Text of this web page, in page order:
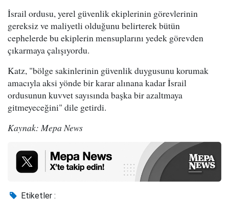
İsrail ordusu, yerel güvenlik ekiplerinin görevlerinin
gereksiz ve maliyetli olduğunu belirterek bütün
cephelerde bu ekiplerin mensuplarını yedek görevden
çıkarmaya çalışıyordu.
Katz, "bölge sakinlerinin güvenlik duygusunu korumak
amacıyla aksi yönde bir karar alınana kadar İsrail
ordusunun kuvvet sayısında başka bir azaltmaya
gitmeyeceğini" dile getirdi.
Kaynak: Mepa News
Etiketler :